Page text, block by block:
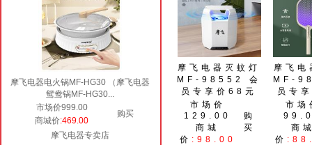
摩飞电器电火锅MF-HG30 （摩飞电器
鸳鸯锅MF-HG30...
市场价999.00
购买
商城价:469.00
摩飞电器专卖店
摩飞电器灭蚊灯
MF-98552 会
员专享价68元
市场价
129.00
购
买
商城
价 :98.00
摩飞电
MF-
员专
市场
商
价